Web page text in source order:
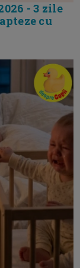
- 3 zile
cu